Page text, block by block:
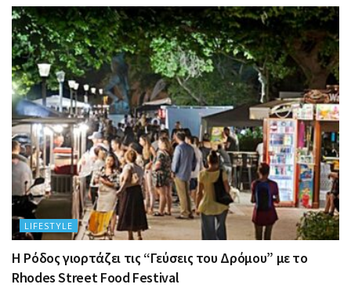
LIFESTYLE
Η Ρόδος γιορτάζει τις “Γεύσεις του Δρόμου” με το
Rhodes Street Food Festival